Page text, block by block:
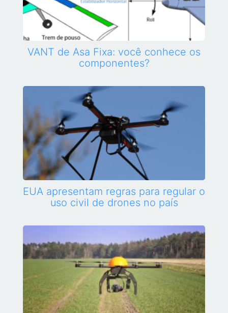
VANT de Asa Fixa: você conhece os
componentes?
EUA apresentam regras para regular o
uso civil de drones no país